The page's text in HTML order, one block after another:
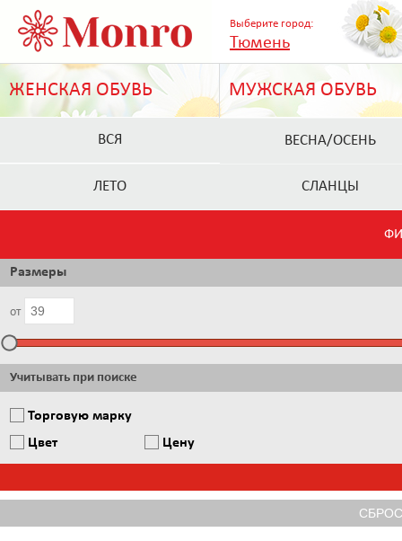
Выберите город:
Тюмень
ЖЕНСКАЯ ОБУВЬ МУЖСКАЯ ОБУВЬ
ВСЯ ВЕСНА/ОСЕНЬ
ЛЕТО СЛАНЦЫ
Размеры
от
Учитывать при поиске
Торговую марку
Цвет
Цену